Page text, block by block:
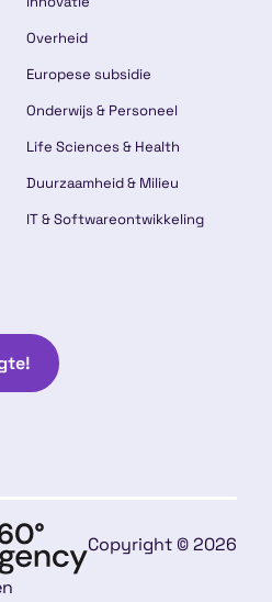
Overheid
Europese subsidie
Onderwijs & Personeel
Life Sciences & Health
Duurzaamheid & Milieu
IT & Softwareontwikkeling
Copyright © 2026